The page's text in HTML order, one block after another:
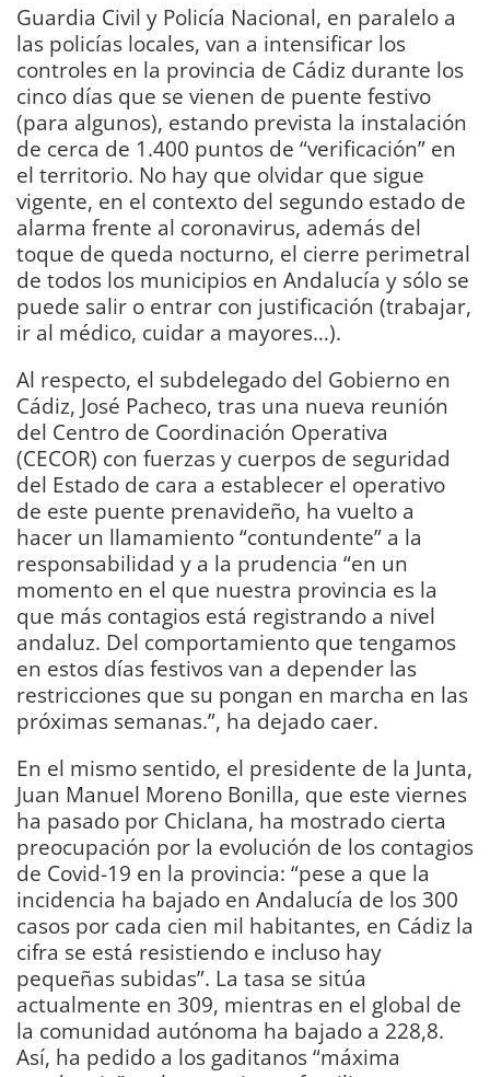
Guardia Civil y Policía Nacional, en paralelo a
las policías locales, van a intensificar los
controles en la provincia de Cádiz durante los
cinco días que se vienen de puente festivo
(para algunos), estando prevista la instalación
de cerca de 1.400 puntos de “verificación” en
el territorio. No hay que olvidar que sigue
vigente, en el contexto del segundo estado de
alarma frente al coronavirus, además del
toque de queda nocturno, el cierre perimetral
de todos los municipios en Andalucía y sólo se
puede salir o entrar con justificación (trabajar,
ir al médico, cuidar a mayores…).
Al respecto, el subdelegado del Gobierno en
Cádiz, José Pacheco, tras una nueva reunión
del Centro de Coordinación Operativa
(CECOR) con fuerzas y cuerpos de seguridad
del Estado de cara a establecer el operativo
de este puente prenavideño, ha vuelto a
hacer un llamamiento “contundente” a la
responsabilidad y a la prudencia “en un
momento en el que nuestra provincia es la
que más contagios está registrando a nivel
andaluz. Del comportamiento que tengamos
en estos días festivos van a depender las
restricciones que su pongan en marcha en las
próximas semanas.”, ha dejado caer.
En el mismo sentido, el presidente de la Junta,
Juan Manuel Moreno Bonilla, que este viernes
ha pasado por Chiclana, ha mostrado cierta
preocupación por la evolución de los contagios
de Covid-19 en la provincia: “pese a que la
incidencia ha bajado en Andalucía de los 300
casos por cada cien mil habitantes, en Cádiz la
cifra se está resistiendo e incluso hay
pequeñas subidas”. La tasa se sitúa
actualmente en 309, mientras en el global de
la comunidad autónoma ha bajado a 228,8.
Así, ha pedido a los gaditanos “máxima